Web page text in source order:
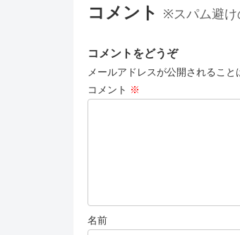
コメント ※スパム避け
コメントをどうぞ
メールアドレスが公開されること
コメント ※
名前